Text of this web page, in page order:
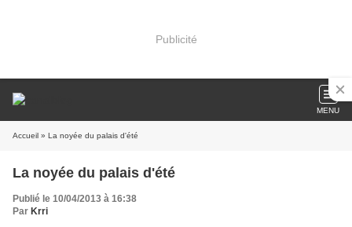
Publicité
MENU
Accueil » La noyée du palais d'été
La noyée du palais d'été
Publié le 10/04/2013 à 16:38
Par Krri